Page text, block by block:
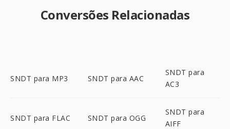
Conversões Relacionadas
SNDT para MP3 SNDT para AAC
SNDT para
AC3
SNDT para FLAC SNDT para OGG
SNDT para
AIFF